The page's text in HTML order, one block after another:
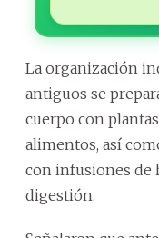
La organización
antiguos se
cuerpo con
alimentos, así
con infusiones de
digestión.